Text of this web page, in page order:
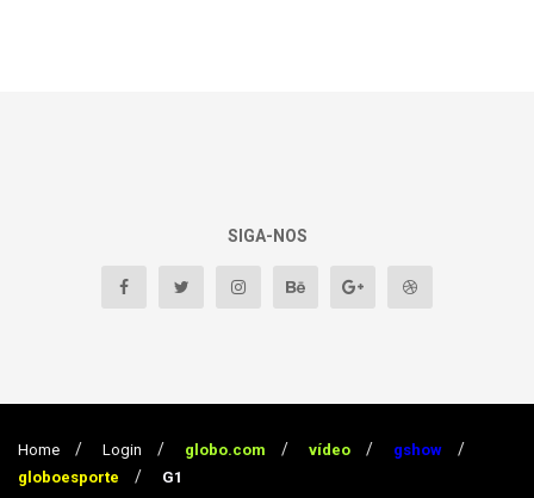
SIGA-NOS
Home Login globo.com vídeo
gshow
globoesporte
G1